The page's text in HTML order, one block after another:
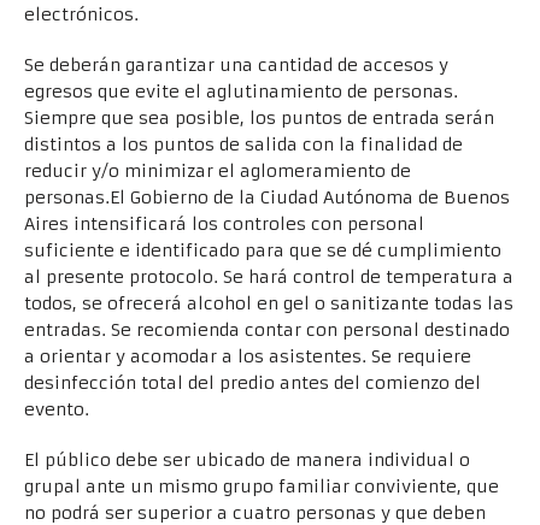
electrónicos.
Se deberán garantizar una cantidad de accesos y
egresos que evite el aglutinamiento de personas.
Siempre que sea posible, los puntos de entrada serán
distintos a los puntos de salida con la finalidad de
reducir y/o minimizar el aglomeramiento de
personas.El Gobierno de la Ciudad Autónoma de Buenos
Aires intensificará los controles con personal
suficiente e identificado para que se dé cumplimiento
al presente protocolo. Se hará control de temperatura a
todos, se ofrecerá alcohol en gel o sanitizante todas las
entradas. Se recomienda contar con personal destinado
a orientar y acomodar a los asistentes. Se requiere
desinfección total del predio antes del comienzo del
evento.
El público debe ser ubicado de manera individual o
grupal ante un mismo grupo familiar conviviente, que
no podrá ser superior a cuatro personas y que deben